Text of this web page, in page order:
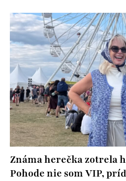
Známa herečka zotrela
Pohode nie som VIP,